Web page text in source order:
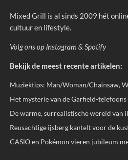
Mixed Grill is al sinds 2009 hét
cultuur en lifestyle.
Volg ons op Instagram & Spotify
Bekijk de meest recente artikelen:
Muziektips: Man/Woman/Chainsaw,
Het mysterie van de Garfield-telefoons
De warme, surrealistische wereld van
Reusachtige ijsberg kantelt voor de
CASIO en Pokémon vieren jubileum